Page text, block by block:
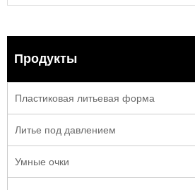
Продукты
Пластиковая литьевая форма
Литье под давлением
Умные очки